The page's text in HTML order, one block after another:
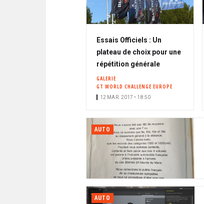
Essais Officiels : Un
plateau de choix pour une
répétition générale
GALERIE
GT WORLD CHALLENGE EUROPE
12 MAR. 2017 • 18:50
AUTO
AUTO